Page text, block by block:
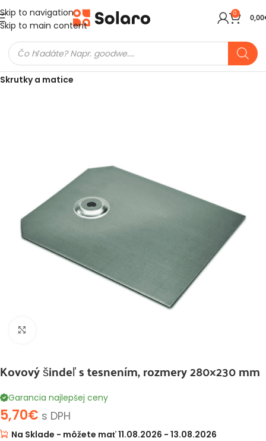
Skip to navigation
Skip to main content
0 0,00
Domov FV Montážne prvky Spojovací material
Skrutky a matice
Kovový šindeľ s tesnením, rozmery 280×230 mm
Garancia najlepšej ceny
5,70€ s DPH
Na Sklade - môžete mať 11.08.2026 - 13.08.2026